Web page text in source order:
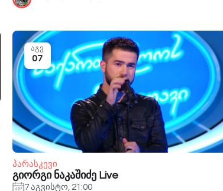
პარასკევი
გიორგი ნაკაშიძე Live
7 აგვისტო, 21:00
აგვ
07